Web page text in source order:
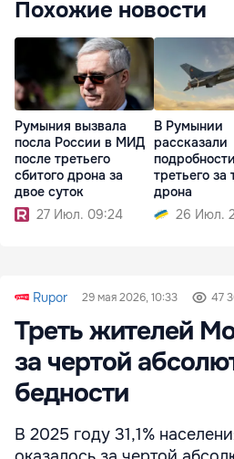
Похожие новости
Румыния вызвала
посла России в МИД
после третьего
сбитого дрона за
двое суток
27 Июл. 09:24
В Румынии
рассказали
третьего за
дрона
26 Июл.
Rupor 29 мая 2026, 10:33 47
Треть жителей
за чертой
бедности
В 2025 году 31,1%